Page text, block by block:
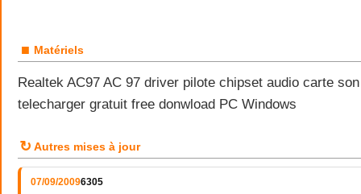
■ Matériels
Realtek AC97 AC 97 driver pilote chipset audio carte
telecharger gratuit free donwload PC Windows
↻ Autres mises à jour
07/09/20096305